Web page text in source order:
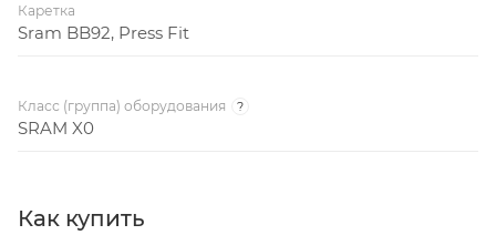
Каретка
Sram BB92, Press Fit
Класс (группа) оборудования ?
SRAM X0
Как купить